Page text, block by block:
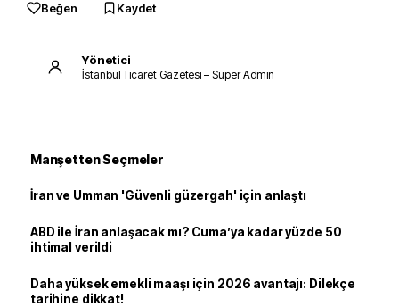
Beğen Kaydet
Yönetici
İstanbul Ticaret Gazetesi – Süper Admin
Manşetten Seçmeler
İran ve Umman 'Güvenli güzergah' için anlaştı
ABD ile İran anlaşacak mı? Cuma’ya kadar yüzde 50
ihtimal verildi
Daha yüksek emekli maaşı için 2026 avantajı: Dilekçe
tarihine dikkat!